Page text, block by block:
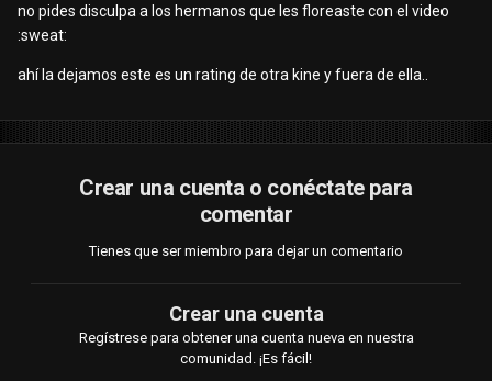
no pides disculpa a los hermanos que les floreaste con el video
:sweat:
ahí la dejamos este es un rating de otra kine y fuera de ella..
Crear una cuenta o conéctate para
comentar
Tienes que ser miembro para dejar un comentario
Crear una cuenta
Regístrese para obtener una cuenta nueva en nuestra
comunidad. ¡Es fácil!